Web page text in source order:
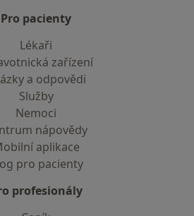
Pro pacienty
Lékaři
zařízení
a odpovědi
Služby
Nemoci
nápovědy
aplikace
pro pacienty
profesionály